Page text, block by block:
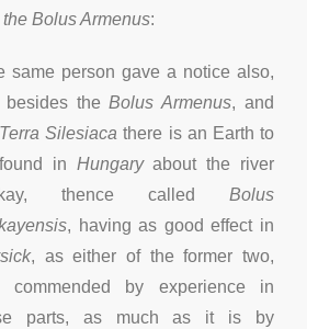
Bolus Armenus:
same person gave a notice also,
besides theBolus Armenus, and
Terra Silesiaca there is an Earth to
in Hungaryabout the river
thence called Bolus
, having as good effect in
, as either of the former two,
commended by experience in
parts, as much as it is by